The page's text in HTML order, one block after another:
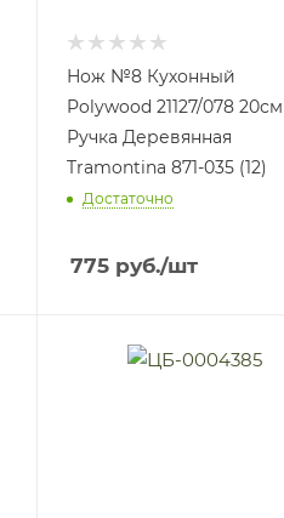
Нож №8 Кухонный
Polywood 21127/078 20см
Ручка Деревянная
Tramontina 871-035 (12)
Достаточно
775руб./шт